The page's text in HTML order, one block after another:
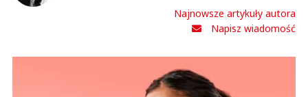
Najnowsze artykuły autora
Napisz wiadomość